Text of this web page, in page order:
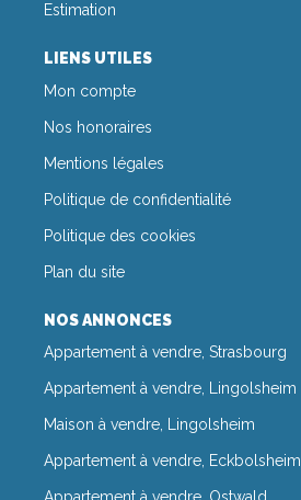
Estimation
LIENS UTILES
Mon compte
Nos honoraires
Mentions légales
Politique de confidentialité
Politique des cookies
Plan du site
NOS ANNONCES
Appartement à vendre, Strasbourg
Appartement à vendre, Lingolsheim
Maison à vendre, Lingolsheim
Appartement à vendre, Eckbolsheim